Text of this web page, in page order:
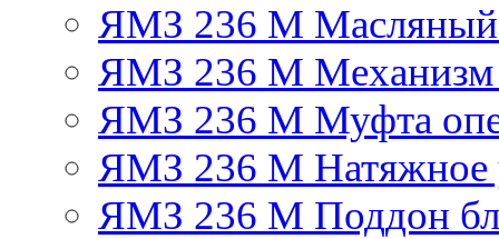
ЯМЗ 236 М Масляный
ЯМЗ 236 М Механизм
ЯМЗ 236 М Муфта
ЯМЗ 236 М Натяжное
ЯМЗ 236 М Поддон